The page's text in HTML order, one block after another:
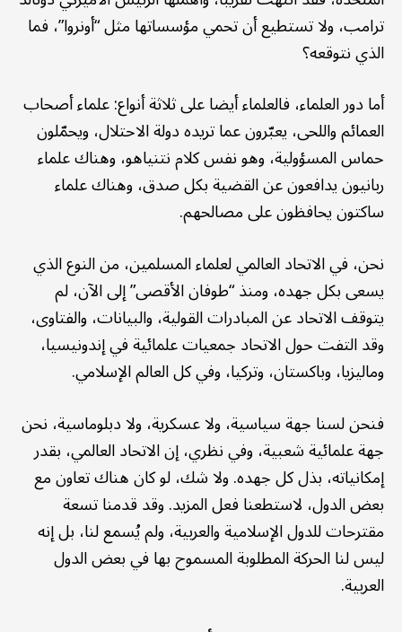
ترامب، ولا تستطيع أن تحمي مؤسساتها مثل “أونروا”، فما
الذي نتوقعه؟
أما دور العلماء، فالعلماء أيضا على ثلاثة أنواع: علماء أصحاب
العمائم واللحى، يعبّرون عما تريده دولة الاحتلال، ويحمّلون
حماس المسؤولية، وهو نفس كلام نتنياهو، وهناك علماء
ربانيون يدافعون عن القضية بكل صدق، وهناك علماء
ساكتون يحافظون على مصالحهم.
نحن، في الاتحاد العالمي لعلماء المسلمين، من النوع الذي
يسعى بكل جهده، ومنذ “طوفان الأقصى” إلى الآن، لم
يتوقف الاتحاد عن المبادرات القولية، والبيانات، والفتاوى،
وقد التفت حول الاتحاد جمعيات علمائية في إندونيسيا،
وماليزيا، وباكستان، وتركيا، وفي كل العالم الإسلامي.
فنحن لسنا جهة سياسية، ولا عسكرية، ولا دبلوماسية، نحن
جهة علمائية شعبية، وفي نظري، إن الاتحاد العالمي، بقدر
إمكانياته، بذل كل جهده. ولا شك، لو كان هناك تعاون مع
بعض الدول، لاستطعنا فعل المزيد. وقد قدمنا تسعة
مقترحات للدول الإسلامية والعربية، ولم يُسمع لنا، بل إنه
ليس لنا الحركة المطلوبة المسموح بها في بعض الدول
العربية.